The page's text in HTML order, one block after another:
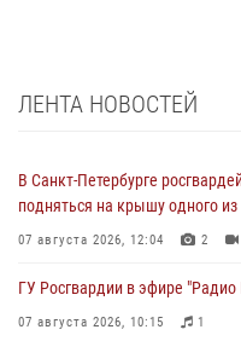
ЛЕНТА НОВОСТЕЙ
В Санкт-Петербурге
подняться на крышу одного из
07 августа 2026, 12:04 2
ГУ Росгвардии в эфире "Радио
07 августа 2026, 10:15 1